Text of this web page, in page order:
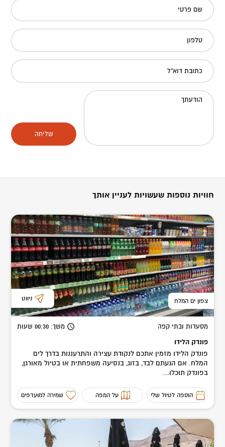
שם פרטי
טלפון
כתובת דוא"ל
הודעתך
שליחה
חוויות נוספות שעשויות לעניין אותך
צפון ים המלח ניווט
מסעדות ובתי קפה משך: 00:30 שעות
פונדק הלידו
פונדק הלידו מזמין אתכם לנקודת עצירה והתרעננות בדרך לים
המלח. אם הגעתם לבד, בזוג, בנסיעה משפחתית או בטיול מאורגן,
בפונדק תוכלו...
הוספה לטיול שלי על המפה שמירה למועדפים